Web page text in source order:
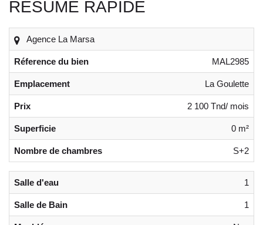
RÉSUMÉ RAPIDE
Agence La Marsa
Réference du bien MAL2985
Emplacement La Goulette
Prix 2 100 Tnd/ mois
Superficie 0 m²
Nombre de chambres S+2
Salle d'eau 1
Salle de Bain 1